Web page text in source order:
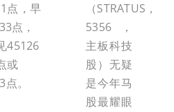
点，早
点，
45126
或
。
（STRATUS，
5356，
主板科技
股）无疑
是今年马
股最耀眼